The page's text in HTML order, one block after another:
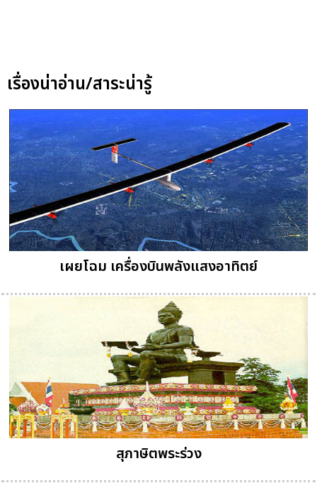
เรื่องน่าอ่าน/สาระน่ารู้
เผยโฉม เครื่องบินพลังแสงอาทิตย์
สุภาษิตพระร่วง